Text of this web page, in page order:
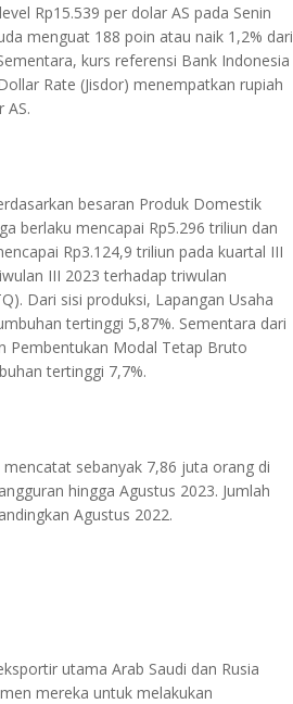
Rp15.539 per dolar AS pada Senin
menguat 188 poin atau naik 1,2% dari
kurs referensi Bank Indonesia
Rate (Jisdor) menempatkan rupiah
AS.
besaran Produk Domestik
berlaku mencapai Rp5.296 triliun dan
Rp3.124,9 triliun pada kuartal III
III 2023 terhadap triwulan
Dari sisi produksi, Lapangan Usaha
tertinggi 5,87%. Sementara dari
Pembentukan Modal Tetap Bruto
tertinggi 7,7%.
sebanyak 7,86 juta orang di
hingga Agustus 2023. Jumlah
Agustus 2022.
utama Arab Saudi dan Rusia
mereka untuk melakukan